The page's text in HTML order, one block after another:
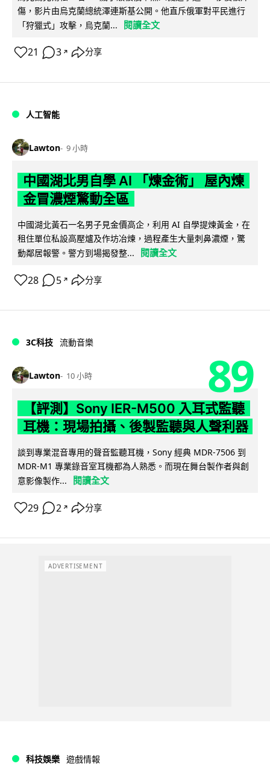
傷，影片由烏克蘭總統澤連斯基公開。他直斥俄軍對平民進行
「狩獵式」攻擊，烏克蘭...
閱讀全文
21 3 ↗ 分享
人工智能
Lawton 9 小時
中國湖北男自學 AI 「煉金術」 屋內煉
金冒濃煙驚動全區
中國湖北黃石一名男子見金價高企，利用 AI 自學提煉黃金，在
租住單位私設高壓爐及作坊冶煉，過程產生大量刺鼻濃煙，驚
動鄰居報警。警方到場揭發整...
閱讀全文
28 5 ↗ 分享
3C科技 流動音樂
Lawton 10 小時 89
【評測】Sony IER-M500 入耳式監聽
耳機：現場拍攝、後製監聽與人聲利器
談到專業混音專用的聲音監聽耳機，Sony 經典 MDR-7506 到
MDR-M1 專業錄音室耳機都為人熟悉。而現在舞台製作者與創
意影像製作...
閱讀全文
29 2 ↗ 分享
ADVERTISEMENT
科技娛樂 遊戲情報